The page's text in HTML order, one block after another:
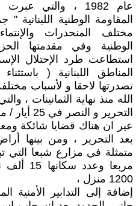
عام 1982 ، والتي
المقاومة الوطنية
مختلف المنحدرات
الوطنية وفي مقدمتها
استطاعت طرد الإحتلال
المناطق اللبنانية (
تصدرتها لاحقا و لأسباب
الله منذ نهاية الثمانينات ،
التحرير و النصر في 25 أيار / مايو 2000 .
عير ان هناك قضايا شائكة
بعد التحرير ، ومن بينها
مربعا
1200 منزل ،
إضافة إلى التدابير الأمنية